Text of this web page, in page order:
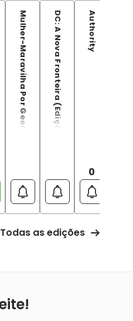
Mulher-Maravilha Por George Pérez Vol. 2 (Omnibus)DC: A Nova Fronteira (Edição Absoluta) Authority
0
Todas as edições